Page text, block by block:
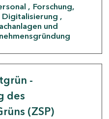
Forschung,
Digitalisierung
und
-
des
(ZSP)